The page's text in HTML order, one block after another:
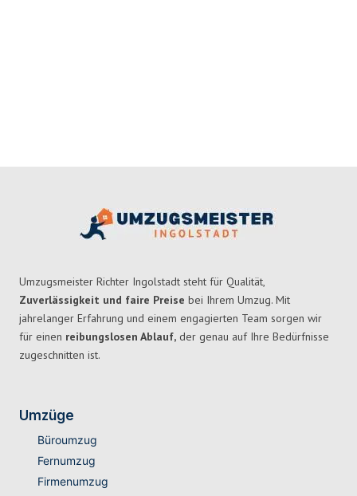
Umzugsmeister Richter Ingolstadt steht für Qualität,
Zuverlässigkeit und faire Preise bei Ihrem Umzug. Mit
jahrelanger Erfahrung und einem engagierten Team sorgen wir
für einen reibungslosen Ablauf, der genau auf Ihre Bedürfnisse
zugeschnitten ist.
Umzüge
Büroumzug
Fernumzug
Firmenumzug